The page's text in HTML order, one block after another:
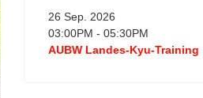
26 Sep. 2026
03:00PM - 05:30PM
AUBW Landes-Kyu-Training